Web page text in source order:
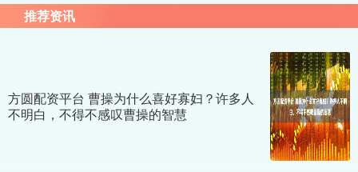
推荐资讯
方圆配资平台 曹操为什么喜好寡妇？许多人
不明白，不得不感叹曹操的智慧